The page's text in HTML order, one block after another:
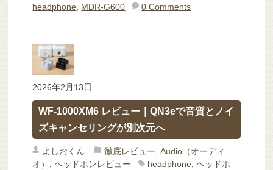
headphone, MDR-G600 0 Comments
2026年2月13日
WF-1000XM6 レビュー｜QN3eで音質とノイ
ズキャンセリングが別次元へ
よしおくん 徹底レビュー, Audio（オーディ
オ） ,ヘッドホンレビュー headphone,ヘッドホ